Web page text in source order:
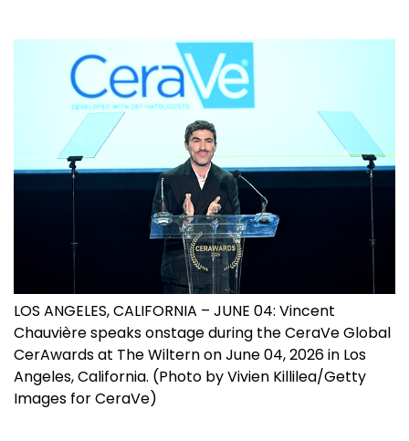
LOS ANGELES, CALIFORNIA – JUNE 04: Vincent
Chauvière speaks onstage during the CeraVe Global
CerAwards at The Wiltern on June 04, 2026 in Los
Angeles, California. (Photo by Vivien Killilea/Getty
Images for CeraVe)